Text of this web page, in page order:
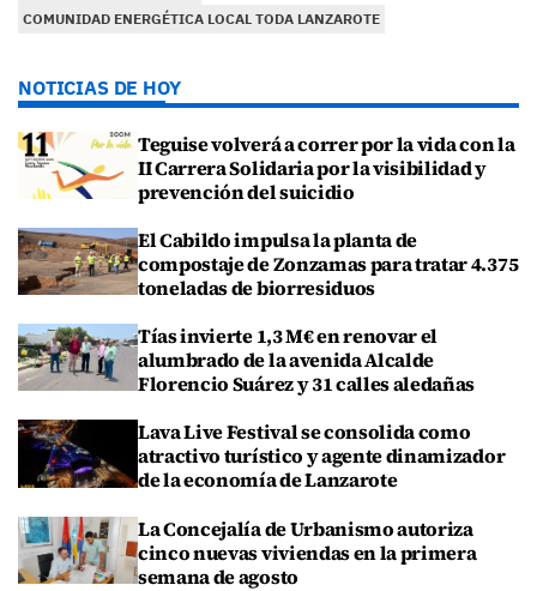
COMUNIDAD ENERGÉTICA LOCAL TODA LANZAROTE
NOTICIAS DE HOY
Teguise volverá a correr por la vida con la
II Carrera Solidaria por la visibilidad y
prevención del suicidio
El Cabildo impulsa la planta de
compostaje de Zonzamas para tratar 4.375
toneladas de biorresiduos
Tías invierte 1,3 M€ en renovar el
alumbrado de la avenida Alcalde
Florencio Suárez y 31 calles aledañas
Lava Live Festival se consolida como
atractivo turístico y agente dinamizador
de la economía de Lanzarote
La Concejalía de Urbanismo autoriza
cinco nuevas viviendas en la primera
semana de agosto